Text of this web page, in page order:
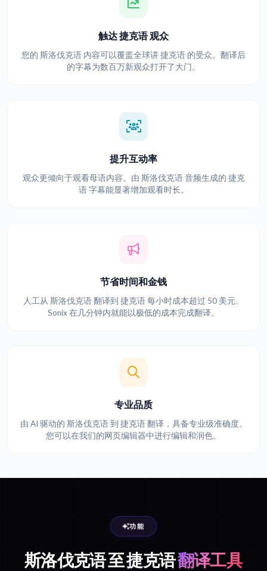
触达 捷克语 观众
您的 斯洛伐克语 内容可以覆盖全球讲 捷克语 的受众。翻译后
的字幕为数百万新观众打开了大门。
提升互动率
观众更倾向于观看母语内容。由 斯洛伐克语 音频生成的 捷克
语 字幕能显著增加观看时长。
节省时间和金钱
人工从 斯洛伐克语 翻译到 捷克语 每小时成本超过 50 美元。
Sonix 在几分钟内就能以极低的成本完成翻译。
专业品质
由 AI 驱动的 斯洛伐克语 到 捷克语 翻译，具备专业级准确度。
您可以在我们的网页编辑器中进行编辑和润色。
功能
斯洛伐克语 至 捷克语翻译工具